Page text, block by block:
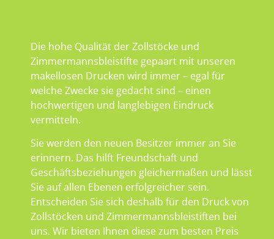
Die hohe Qualität der Zollstöcke und
Zimmermannsbleistifte gepaart mit unseren
makellosen Drucken wird immer – egal für
welche Zwecke sie gedacht sind – einen
hochwertigen und langlebigen Eindruck
vermitteln.
Sie werden den neuen Besitzer immer an Sie
erinnern. Das hilft Freundschaft und
Geschäftsbeziehungen gleichermaßen und lässt
Sie auf allen Ebenen erfolgreicher sein.
Entscheiden Sie sich deshalb für den Druck von
Zollstöcken und Zimmermannsbleistiften bei
uns. Wir bieten Ihnen diese zum besten Preis